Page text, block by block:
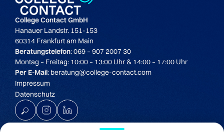
College Contact GmbH
Hanauer Landstr. 151-153
60314 Frankfurt am Main
Beratungstelefon: 069 – 907 2007 30
Montag – Freitag: 10:00 – 13:00 Uhr & 14:00 – 17:00 Uhr
Per E-Mail: beratung@college-contact.com
Impressum
Datenschutz